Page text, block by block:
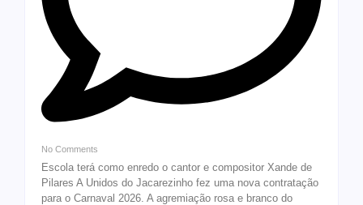
No Comments
Escola terá como enredo o cantor e compositor Xande de
Pilares A Unidos do Jacarezinho fez uma nova contratação
para o Carnaval 2026. A agremiação rosa e branco do